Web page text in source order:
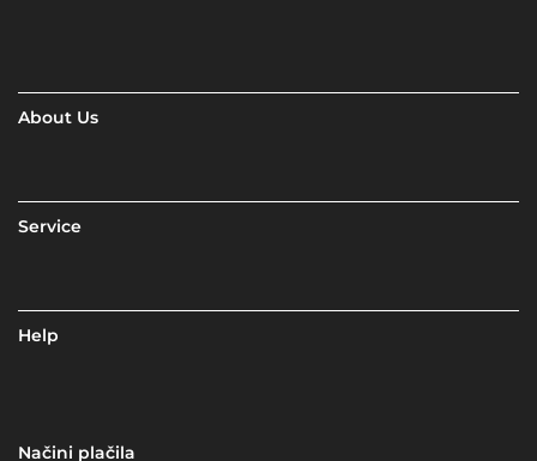
About Us
Service
Help
Načini plačila